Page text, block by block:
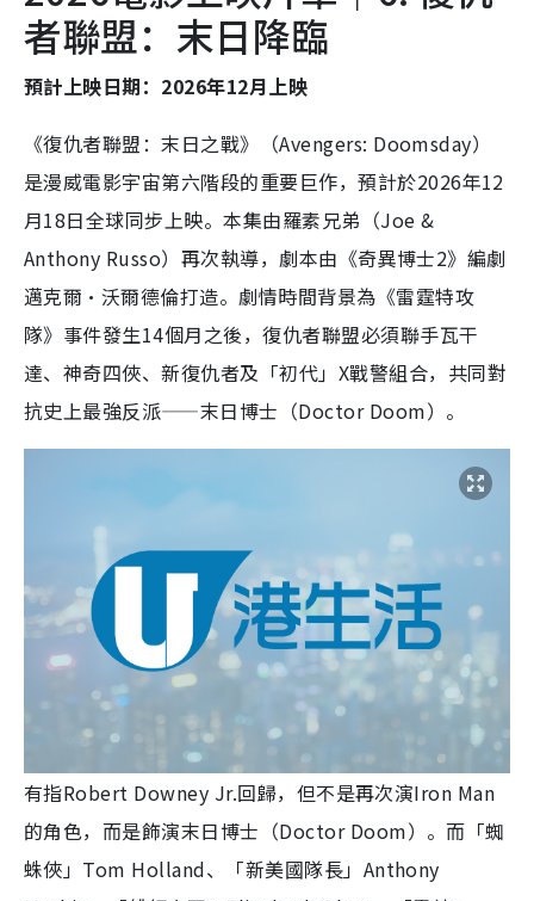
者聯盟：末日降臨
預計上映日期：2026年12月上映
《復仇者聯盟：末日之戰》（Avengers: Doomsday）
是漫威電影宇宙第六階段的重要巨作，預計於2026年12
月18日全球同步上映。本集由羅素兄弟（Joe &
Anthony Russo）再次執導，劇本由《奇異博士2》編劇
邁克爾·沃爾德倫打造。劇情時間背景為《雷霆特攻
隊》事件發生14個月之後，復仇者聯盟必須聯手瓦干
達、神奇四俠、新復仇者及「初代」X戰警組合，共同對
抗史上最強反派——末日博士（Doctor Doom）。
有指Robert Downey Jr.回歸，但不是再次演Iron Man
的角色，而是飾演末日博士（Doctor Doom）。而「蜘
蛛俠」Tom Holland、「新美國隊長」Anthony